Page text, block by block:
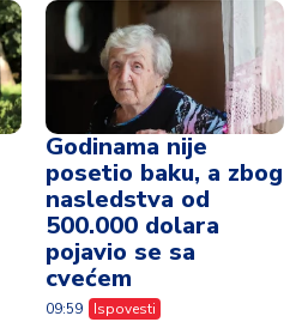
Godinama nije
posetio baku, a zbog
nasledstva od
500.000 dolara
pojavio se sa
cvećem
09:59 Ispovesti